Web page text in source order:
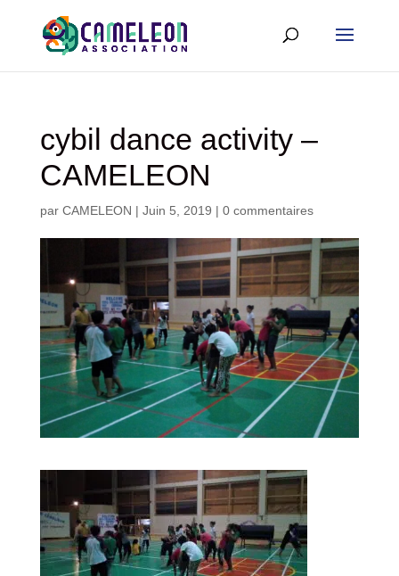
cybil dance activity –
CAMELEON
par CAMELEON | Juin 5, 2019 | 0 commentaires